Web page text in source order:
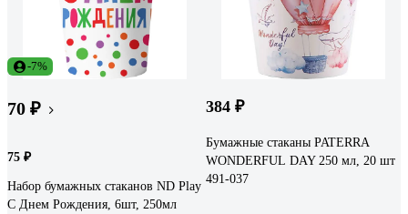
-7%
70 ₽
75 ₽
Набор бумажных стаканов ND Play
С Днем Рождения, 6шт, 250мл
384 ₽
Бумажные стаканы PATERRA
WONDERFUL DAY 250 мл, 20 шт
491-037